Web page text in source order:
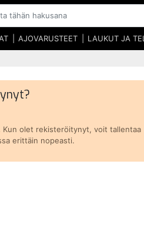
AJOVARUSTEET LAUKUT JA
Kun olet rekisteröitynyt, voit tallentaa
erittäin nopeasti.